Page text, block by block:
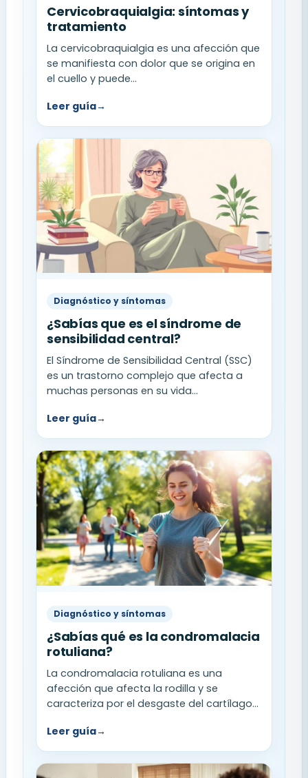
Cervicobraquialgia: síntomas y
tratamiento
La cervicobraquialgia es una afección que
se manifiesta con dolor que se origina en
el cuello y puede...
Leer guía→
Diagnóstico y síntomas
¿Sabías que es el síndrome de
sensibilidad central?
El Síndrome de Sensibilidad Central (SSC)
es un trastorno complejo que afecta a
muchas personas en su vida...
Leer guía→
Diagnóstico y síntomas
¿Sabías qué es la condromalacia
rotuliana?
La condromalacia rotuliana es una
afección que afecta la rodilla y se
caracteriza por el desgaste del cartílago...
Leer guía→